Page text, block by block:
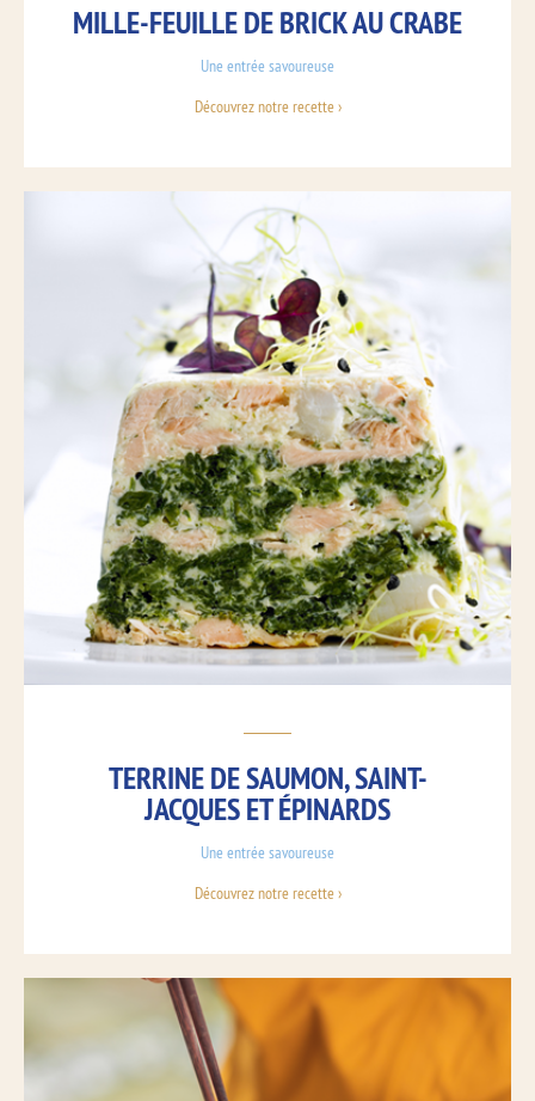
MILLE-FEUILLE DE BRICK AU CRABE
Une entrée savoureuse
Découvrez notre recette ›
TERRINE DE SAUMON, SAINT-
JACQUES ET ÉPINARDS
Une entrée savoureuse
Découvrez notre recette ›